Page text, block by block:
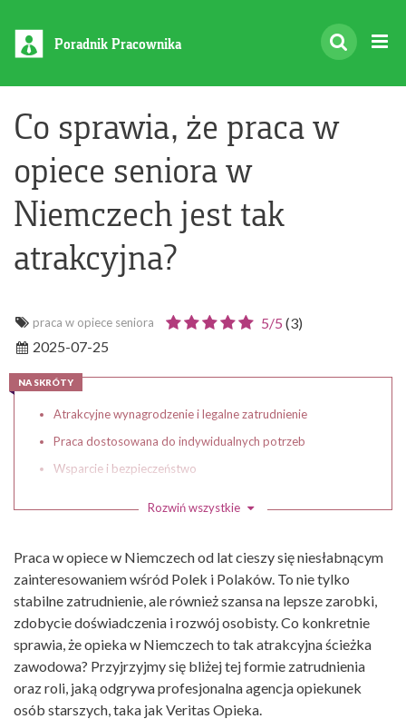
Poradnik Pracownika
Co sprawia, że praca w
opiece seniora w
Niemczech jest tak
atrakcyjna?
praca w opiece seniora 5/5 (3)
2025-07-25
NA SKRÓTY
Atrakcyjne wynagrodzenie i legalne zatrudnienie
Praca dostosowana do indywidualnych potrzeb
Wsparcie i bezpieczeństwo
Dlaczego warto wybrać Veritas Opieka?
Wnioski
Rozwiń wszystkie
Praca w opiece w Niemczech od lat cieszy się niesłabnącym
zainteresowaniem wśród Polek i Polaków. To nie tylko
stabilne zatrudnienie, ale również szansa na lepsze zarobki,
zdobycie doświadczenia i rozwój osobisty. Co konkretnie
sprawia, że opieka w Niemczech to tak atrakcyjna ścieżka
zawodowa? Przyjrzyjmy się bliżej tej formie zatrudnienia
oraz roli, jaką odgrywa profesjonalna agencja opiekunek
osób starszych, taka jak Veritas Opieka.